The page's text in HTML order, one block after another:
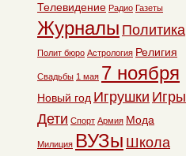
Телевидение Радио Газеты
Журналы Политика
Полит бюро Астрология Религия
Свадьбы 1 мая 7 ноября
Новый год Игрушки Игры
Дети Спорт Армия Мода
Милиция ВУЗы Школа